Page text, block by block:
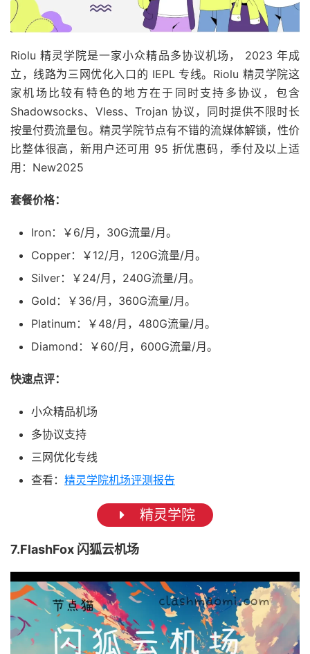
Riolu 精灵学院是一家小众精品多协议机场， 2023 年成
立，线路为三网优化入口的 IEPL 专线。Riolu 精灵学院这
家机场比较有特色的地方在于同时支持多协议，包含
Shadowsocks、Vless、Trojan 协议，同时提供不限时长
按量付费流量包。精灵学院节点有不错的流媒体解锁，性价
比整体很高，新用户还可用 95 折优惠码，季付及以上适
用：New2025
套餐价格：
Iron：￥6/月，30G流量/月。
Copper：￥12/月，120G流量/月。
Silver：￥24/月，240G流量/月。
Gold：￥36/月，360G流量/月。
Platinum：￥48/月，480G流量/月。
Diamond：￥60/月，600G流量/月。
快速点评：
小众精品机场
多协议支持
三网优化专线
查看： 精灵学院机场评测报告
精灵学院
7.FlashFox 闪狐云机场